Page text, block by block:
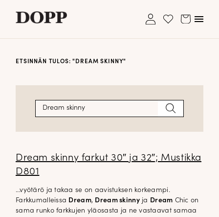
My
account
UNOHDITKO SALASANASI?
Wishlist
shop@dopp.fi
shop@dopp.fi
CartAvaa/
Etusivu
alavalikko
Brändi
Yhteystiedot
ETSINNÄN TULOS: " DREAM SKINNY"
Haku: Hae
Dream skinny farkut 30″ ja 32″; Mustikka
D801
…vyötärö ja takaa se on aavistuksen korkeampi.
Farkkumalleissa Dream, Dream skinnyja Dream Chic on
sama runko farkkujen yläosasta ja ne vastaavat samaa